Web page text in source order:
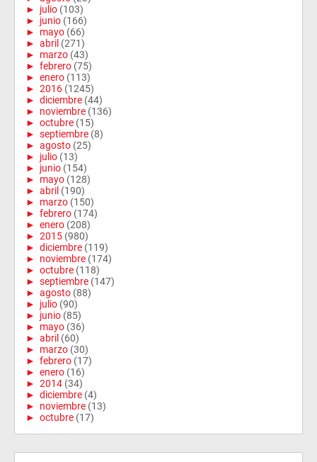
► julio (103)
► junio (166)
► mayo (66)
► abril (271)
► marzo (43)
► febrero (75)
► enero (113)
► 2016 (1245)
► diciembre (44)
► noviembre (136)
► octubre (15)
► septiembre (8)
► agosto (25)
► julio (13)
► junio (154)
► mayo (128)
► abril (190)
► marzo (150)
► febrero (174)
► enero (208)
► 2015 (980)
► diciembre (119)
► noviembre (174)
► octubre (118)
► septiembre (147)
► agosto (88)
► julio (90)
► junio (85)
► mayo (36)
► abril (60)
► marzo (30)
► febrero (17)
► enero (16)
► 2014 (34)
► diciembre (4)
► noviembre (13)
► octubre (17)